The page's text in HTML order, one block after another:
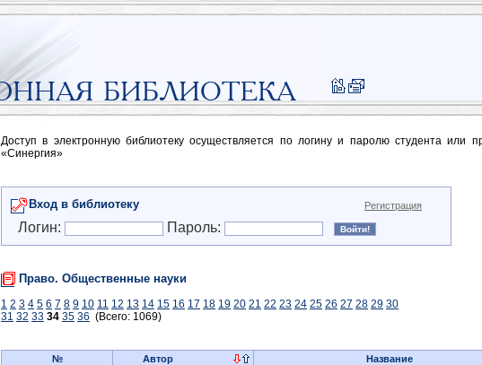
Доступ в электронную библиотеку осуществляется по логину и паролю студента или
«Синергия»
Вход в библиотеку Регистрация
Логин: Пароль:
Право. Общественные науки
1 2 3 4 5 6 7 8 9 10 11 12 13 14 15 16 17 18 19 20 21 22 23 24 25 26 27 28 29 30
31 32 33 34 35 36 (Всего: 1069)
№ Автор
Название